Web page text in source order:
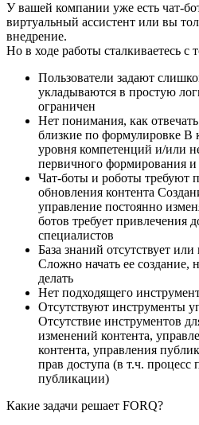
У вашей компании уже есть чат-
виртуальный ассистент или вы
внедрение.
Но в ходе работы сталкиваетесь с
Пользователи задают
укладываются в простую
ограничен
Нет понимания, как
близкие по формулировке В
уровня компетенций и/или
первичного формирования и
Чат-боты и роботы требуют
обновления контента
управление постоянно
ботов требует привлечения
специалистов
База знаний отсутствует
Сложно начать ее создание,
делать
Нет подходящего
Отсутствуют инструменты
Отсутствие инструментов
изменений контента,
контента, управления
прав доступа (в т.ч. процесс
публикации)
Какие задачи решает FORQ?